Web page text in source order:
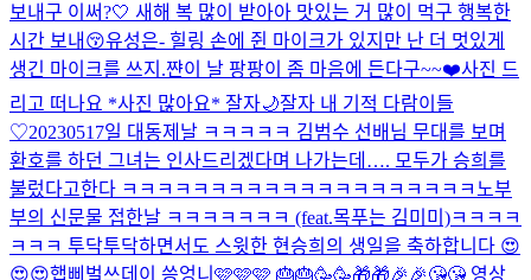
보내구 이써?🤍 새해 복 많이 받아아 맛있는 거 많이 먹구 행복한
시간 보내😚유성은- 힐링 손에 쥔 마이크가 있지만 난 더 멋있게
생긴 마이크를 쓰지.쨘이 날 팡팡이 좀 마음에 든다구~~❤️사진 드
리고 떠나요 *사진 많아요* 잘자🌙잘자 내 기적 다람이들
♡20230517일 대동제날 ㅋㅋㅋㅋㅋ 김범수 선배님 무대를 보며
환호를 하던 그녀는 인사드리겠다며 나가는데…. 모두가 승희를
불렀다고한다 ㅋㅋㅋㅋㅋㅋㅋㅋㅋㅋㅋㅋㅋㅋㅋㅋㅋㅋㅋㅋ 노부
부의 신문물 접한날 ㅋㅋㅋㅋㅋㅋㅋ (feat.목푸는 김미미)ㅋㅋㅋㅋ
ㅋㅋㅋ 투닥투닥하면서도 스윗한 현승희의 생일을 축하합니다 😍
😍😍햅삐벌쓰데이 씅엉니🩷🩷🩷 🎂🎂🥳🥳🎁🎁🎉🎉😘😘 영상